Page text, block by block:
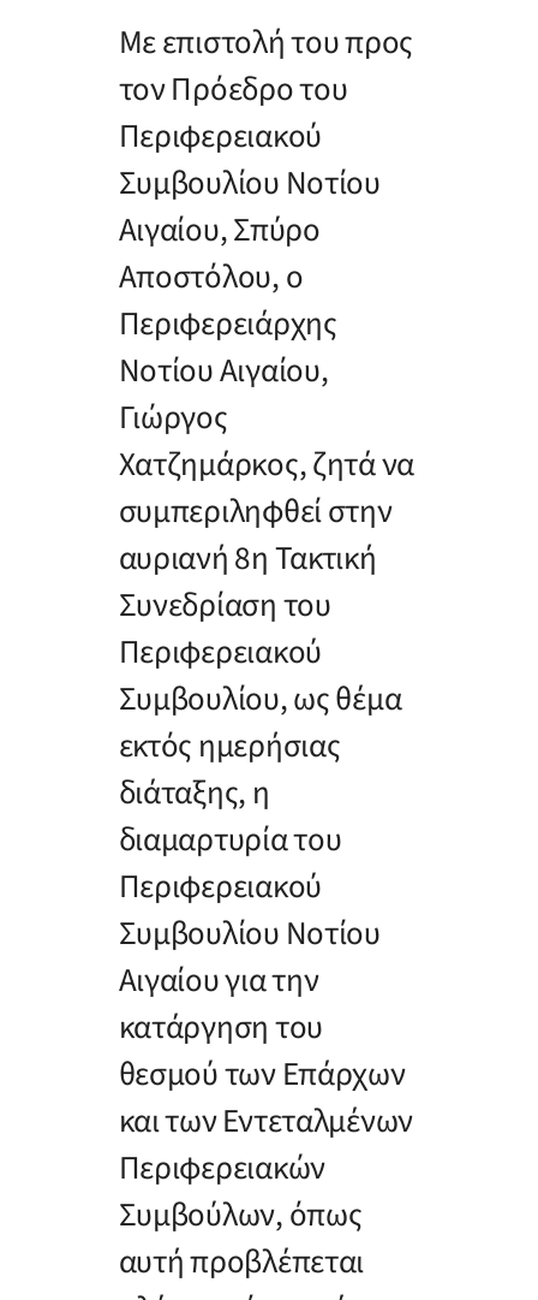
Με επιστολή του προς
τον Πρόεδρο του
Περιφερειακού
Συμβουλίου Νοτίου
Αιγαίου, Σπύρο
Αποστόλου, ο
Περιφερειάρχης
Νοτίου Αιγαίου,
Γιώργος
Χατζημάρκος, ζητά να
συμπεριληφθεί στην
αυριανή 8η Τακτική
Συνεδρίαση του
Περιφερειακού
Συμβουλίου, ως θέμα
εκτός ημερήσιας
διάταξης, η
διαμαρτυρία του
Περιφερειακού
Συμβουλίου Νοτίου
Αιγαίου για την
κατάργηση του
θεσμού των Επάρχων
και των Εντεταλμένων
Περιφερειακών
Συμβούλων, όπως
αυτή προβλέπεται